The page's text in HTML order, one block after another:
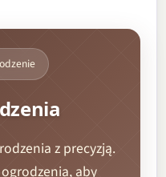
z precyzją.
aby